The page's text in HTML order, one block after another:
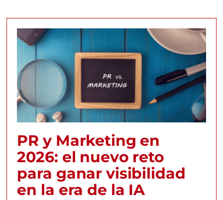
PR y Marketing en
2026: el nuevo reto
para ganar visibilidad
en la era de la IA